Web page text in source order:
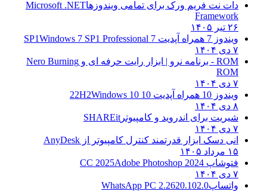
دات نت فریم ورک برای تمامی ویندوزهاMicrosoft .NET
Framework
۲۶ تیر ۱۴۰۵
ویندوز 7 همراه آپدیت 7 SP1
Windows 7 SP1 Professional
۷ دی ۱۴۰۴
ROM - برنامه نرو | ابزار رایت حرفه ای و
Nero Burning
ROM
۷ دی ۱۴۰۴
ویندوز 10 همراه آپدیت 10 22H2
Windows 10
۸ دی ۱۴۰۴
شیریت برای اندروید و کامپیوتر SHAREit
۷ دی ۱۴۰۴
انی دسک ابزار قدرتمند کنترل کامپیوتر از AnyDesk
۱۵ مرداد ۱۴۰۵
فتوشاپ CC 2025 Adobe Photoshop 2024
۷ دی ۱۴۰۴
واتساپWhatsApp PC 2.2620.102.0